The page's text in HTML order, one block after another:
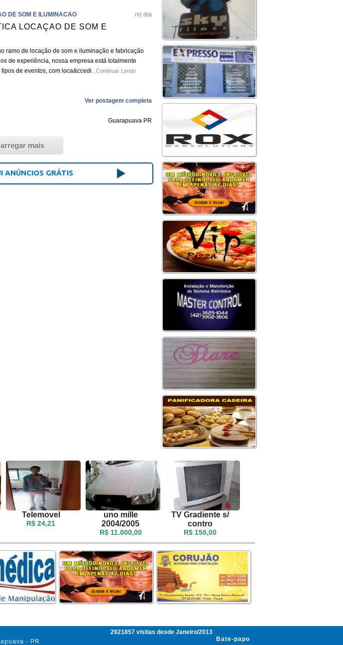
DE SOM E ILUMINACAO no dia
LOCAÇAO DE SOM E
ramo de locação de som e iluminação e fabricação
de experiência, nossa empresa está totalmente
de eventos, com loca&ccedi ...Continuar Lendo
Ver postagem completa
Guarapuava PR
mais
ANÚNCIOS GRÁTIS
Telemovel
R$ 24,21
uno mille
2004/2005
R$ 11.000,00
TV Gradiente s/
contro
R$ 150,00
- PR
2921857 visitas desde Janeiro/2013
Bate-papo